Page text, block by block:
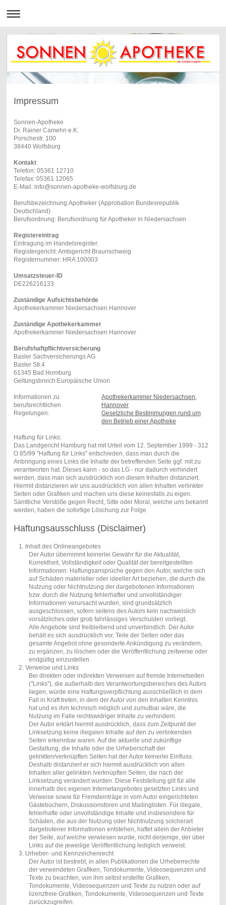
Impressum
Sonnen-Apotheke
Dr. Rainer Camehn e.K.
Porschestr. 100
38440 Wolfsburg
Kontakt
Telefon: 05361 12710
Telefax: 05361 12065
E-Mail: info@sonnen-apotheke-wolfsburg.de
Berufsbezeichnung:Apotheker (Approbation Bundesrepublik
Deutschland)
Berufsordnung: Berufsordnung für Apotheker in Niedersachsen
Registereintrag
Eintragung im Handelsregister.
Registergericht: Amtsgericht Braunschweig
Registernummer: HRA 100003
Umsatzsteuer-ID
DE226216133
Zuständige Aufsichtsbehörde
Apothekerkammer Niedersachsen Hannover
Zuständige Apothekerkammer
Apothekerkammer Niedersachsen Hannover
Berufshaftpflichtversicherung
Basler Sachversicherungs AG
Basler Str.4
61345 Bad Homburg
Geltungsbreich:Europäische Union
Informationen zu
berufsrechtlichen
Regelungen:
Apothekerkammer Niedersachsen,
Hannover
Gesetzliche Bestimmungen rund um
den Betrieb einer Apotheke
Haftung für Links:
Das Landgericht Hamburg hat mit Urteil vom 12. September 1999 - 312
O 85/99 "Haftung für Links" entschieden, dass man durch die
Anbringung eines Links die Inhalte der betreffenden Seite ggf. mit zu
verantworten hat. Dieses kann - so das LG - nur dadurch verhindert
werden, dass man sich ausdrücklich von diesen Inhalten distanziert.
Hiermit distanzieren wir uns ausdrücklich von allen Inhalten verlinkter
Seiten oder Grafiken und machen uns diese keinesfalls zu eigen.
Sämtliche Verstöße gegen Recht, Sitte oder Moral, welche uns bekannt
werden, haben die sofortige Löschung zur Folge
Haftungsausschluss (Disclaimer)
1. Inhalt des Onlineangebotes
Der Autor übernimmt keinerlei Gewähr für die Aktualität,
Korrektheit, Vollständigkeit oder Qualität der bereitgestellten
Informationen. Haftungsansprüche gegen den Autor, welche sich
auf Schäden materieller oder ideeller Art beziehen, die durch die
Nutzung oder Nichtnutzung der dargebotenen Informationen
bzw. durch die Nutzung fehlerhafter und unvollständiger
Informationen verursacht wurden, sind grundsätzlich
ausgeschlossen, sofern seitens des Autors kein nachweislich
vorsätzliches oder grob fahrlässiges Verschulden vorliegt.
Alle Angebote sind freibleibend und unverbindlich. Der Autor
behält es sich ausdrücklich vor, Teile der Seiten oder das
gesamte Angebot ohne gesonderte Ankündigung zu verändern,
zu ergänzen, zu löschen oder die Veröffentlichung zeitweise oder
endgültig einzustellen.
2. Verweise und Links
Bei direkten oder indirekten Verweisen auf fremde Internetseiten
("Links"), die außerhalb des Verantwortungsbereiches des Autors
liegen, würde eine Haftungsverpflichtung ausschließlich in dem
Fall in Kraft treten, in dem der Autor von den Inhalten Kenntnis
hat und es ihm technisch möglich und zumutbar wäre, die
Nutzung im Falle rechtswidriger Inhalte zu verhindern.
Der Autor erklärt hiermit ausdrücklich, dass zum Zeitpunkt der
Linksetzung keine illegalen Inhalte auf den zu verlinkenden
Seiten erkennbar waren. Auf die aktuelle und zukünftige
Gestaltung, die Inhalte oder die Urheberschaft der
gelinkten/verknüpften Seiten hat der Autor keinerlei Einfluss.
Deshalb distanziert er sich hiermit ausdrücklich von allen
Inhalten aller gelinkten /verknüpften Seiten, die nach der
Linksetzung verändert wurden. Diese Feststellung gilt für alle
innerhalb des eigenen Internetangebotes gesetzten Links und
Verweise sowie für Fremdeinträge in vom Autor eingerichteten
Gästebüchern, Diskussionsforen und Mailinglisten. Für illegale,
fehlerhafte oder unvollständige Inhalte und insbesondere für
Schäden, die aus der Nutzung oder Nichtnutzung solcherart
dargebotener Informationen entstehen, haftet allein der Anbieter
der Seite, auf welche verwiesen wurde, nicht derjenige, der über
Links auf die jeweilige Veröffentlichung lediglich verweist.
3. Urheber- und Kennzeichenrecht
Der Autor ist bestrebt, in allen Publikationen die Urheberrechte
der verwendeten Grafiken, Tondokumente, Videosequenzen und
Texte zu beachten, von ihm selbst erstellte Grafiken,
Tondokumente, Videosequenzen und Texte zu nutzen oder auf
lizenzfreie Grafiken, Tondokumente, Videosequenzen und Texte
zurückzugreifen.